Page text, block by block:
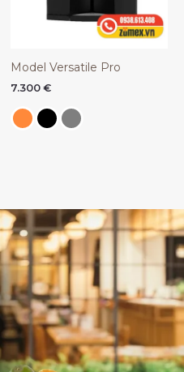
Model Versatile Pro
7.300 €